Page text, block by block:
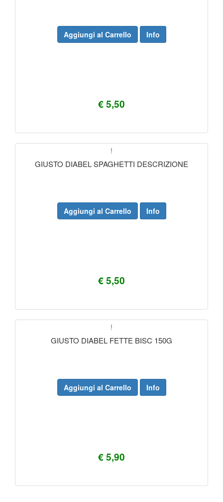
€ 5,50
Aggiungi al Carrello Info
!
GIUSTO DIABEL SPAGHETTI DESCRIZIONE
€ 5,50
Aggiungi al Carrello Info
!
GIUSTO DIABEL FETTE BISC 150G
€ 5,90
Aggiungi al Carrello Info